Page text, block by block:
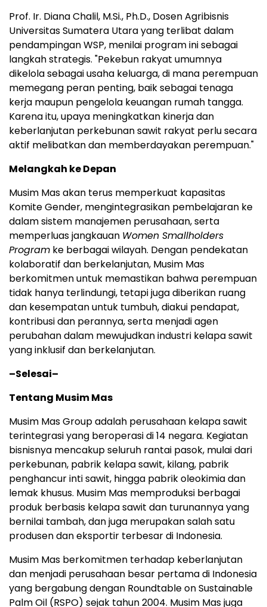
Prof. Ir. Diana Chalil, M.Si., Ph.D., Dosen Agribisnis
Universitas Sumatera Utara yang terlibat dalam
pendampingan WSP, menilai program ini sebagai
langkah strategis. "Pekebun rakyat umumnya
dikelola sebagai usaha keluarga, di mana perempuan
memegang peran penting, baik sebagai tenaga
kerja maupun pengelola keuangan rumah tangga.
Karena itu, upaya meningkatkan kinerja dan
keberlanjutan perkebunan sawit rakyat perlu secara
aktif melibatkan dan memberdayakan perempuan."
Melangkah ke Depan
Musim Mas akan terus memperkuat kapasitas
Komite Gender, mengintegrasikan pembelajaran ke
dalam sistem manajemen perusahaan, serta
memperluas jangkauan Women Smallholders
Program ke berbagai wilayah. Dengan pendekatan
kolaboratif dan berkelanjutan, Musim Mas
berkomitmen untuk memastikan bahwa perempuan
tidak hanya terlindungi, tetapi juga diberikan ruang
dan kesempatan untuk tumbuh, diakui pendapat,
kontribusi dan perannya, serta menjadi agen
perubahan dalam mewujudkan industri kelapa sawit
yang inklusif dan berkelanjutan.
–Selesai–
Tentang Musim Mas
Musim Mas Group adalah perusahaan kelapa sawit
terintegrasi yang beroperasi di 14 negara. Kegiatan
bisnisnya mencakup seluruh rantai pasok, mulai dari
perkebunan, pabrik kelapa sawit, kilang, pabrik
penghancur inti sawit, hingga pabrik oleokimia dan
lemak khusus. Musim Mas memproduksi berbagai
produk berbasis kelapa sawit dan turunannya yang
bernilai tambah, dan juga merupakan salah satu
produsen dan eksportir terbesar di Indonesia.
Musim Mas berkomitmen terhadap keberlanjutan
dan menjadi perusahaan besar pertama di Indonesia
yang bergabung dengan Roundtable on Sustainable
Palm Oil (RSPO) sejak tahun 2004. Musim Mas juga